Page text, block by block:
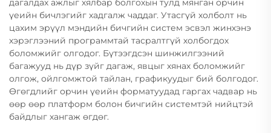
дагалдах ажлыг хялбар болгохын тулд мянган орчин
үеийн бичлэгийг хадгалж чаддаг. Утасгүй холболт нь
цахим эрүүл мэндийн бичгийн систем эсвэл жинхэнэ
хэрэглээний программтай тасралтгүй холбогдох
боломжийг олгодог. Бүтээгдсэн шинжилгээний
багажууд нь дүр зүйг дагаж, явцыг хянах боломжийг
олгож, ойлгомжтой тайлан, графикуудыг бий болгодог.
Өгөгдлийг орчин үеийн форматуудад гаргах чадвар нь
өөр өөр платформ болон бичгийн системтэй нийцтэй
байдлыг хангаж өгдөг.